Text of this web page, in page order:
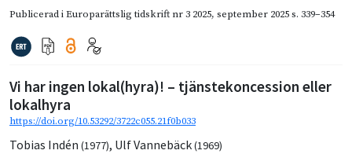
Publicerad iEuroparättslig tidskrift nr 3 2025, september 2025s. 339–354
Vi har ingen lokal(hyra)! – tjänstekoncession eller
lokalhyra
https://doi.org/10.53292/3722c055.21f0b033
Tobias Indén (1977), Ulf Vannebäck(1969)